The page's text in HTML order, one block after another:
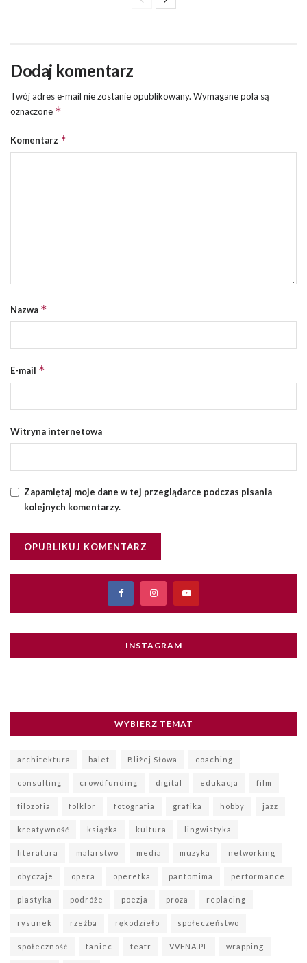
Dodaj komentarz
Twój adres e-mail nie zostanie opublikowany. Wymagane pola są
oznaczone *
Komentarz *
Nazwa *
E-mail *
Witryna internetowa
Zapamiętaj moje dane w tej przeglądarce podczas pisania
kolejnych komentarzy.
INSTAGRAM
WYBIERZ TEMAT
architektura balet Bliżej Słowa coaching
consulting crowdfunding digital edukacja film
filozofia folklor fotografia grafika hobby jazz
kreatywność książka kultura lingwistyka
literatura malarstwo media muzyka networking
obyczaje opera operetka pantomima performance
plastyka podróże poezja proza replacing
rysunek rzeźba rękodzieło społeczeństwo
społeczność taniec teatr VVENA.PL wrapping